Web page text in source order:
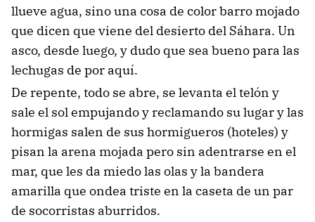
llueve agua, sino una cosa de color barro mojado
que dicen que viene del desierto del Sáhara. Un
asco, desde luego, y dudo que sea bueno para las
lechugas de por aquí.
De repente, todo se abre, se levanta el telón y
sale el sol empujando y reclamando su lugar y las
hormigas salen de sus hormigueros (hoteles) y
pisan la arena mojada pero sin adentrarse en el
mar, que les da miedo las olas y la bandera
amarilla que ondea triste en la caseta de un par
de socorristas aburridos.